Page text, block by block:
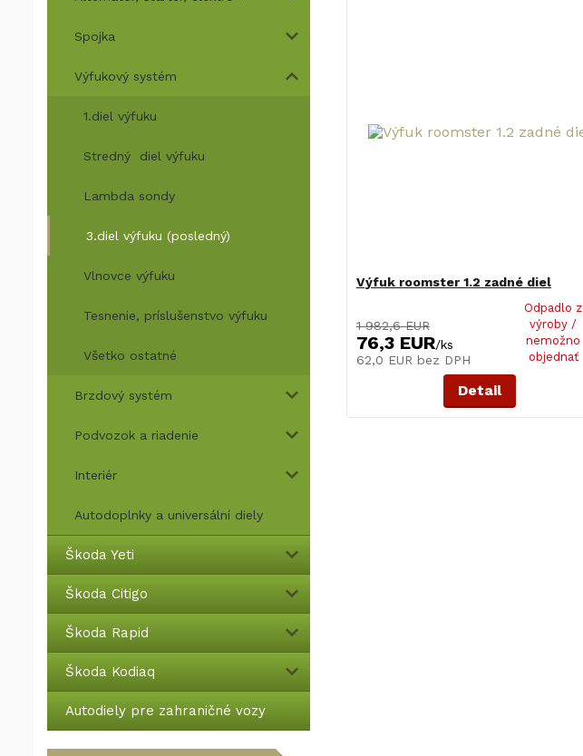
Spojka
Výfukový systém
1.diel výfuku
Stredný diel výfuku
Lambda sondy
3.diel výfuku (posledný)
Vlnovce výfuku
Tesnenie, príslušenstvo výfuku
Všetko ostatné
Brzdový systém
Podvozok a riadenie
Interiér
Autodoplnky a universální diely
Škoda Yeti
Škoda Citigo
Škoda Rapid
Škoda Kodiaq
Autodiely pre zahraničné vozy
Výfuk roomster 1.2 zadné diel
1 982,6 EUR
76,3 EUR/ks
62,0 EUR bez DPH
Odpadlo z
výroby /
nemožno
objednať
Detail